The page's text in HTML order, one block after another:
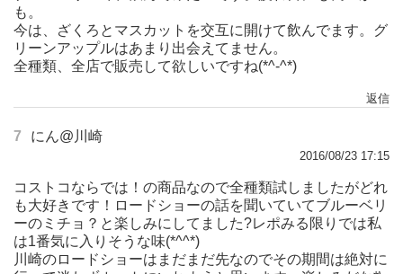
も。
今は、ざくろとマスカットを交互に開けて飲んでます。グ
リーンアップルはあまり出会えてません。
全種類、全店で販売して欲しいですね(*^-^*)
返信
7 にん@川崎
2016/08/23 17:15
コストコならでは！の商品なので全種類試しましたがどれ
も大好きです！ロードショーの話を聞いていてブルーベリ
ーのミチョ？と楽しみにしてました?レポみる限りでは私
は1番気に入りそうな味(*^^*)
川崎のロードショーはまだまだ先なのでその期間は絶対に